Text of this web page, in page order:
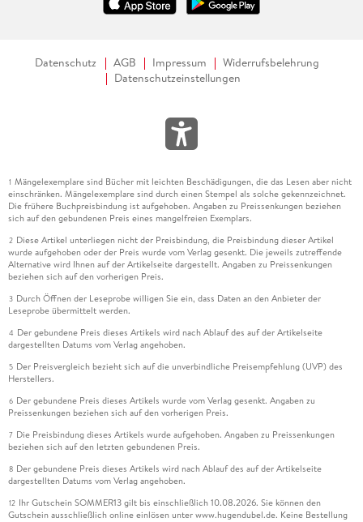
Datenschutz AGB Impressum
Widerrufsbelehrung
Datenschutzeinstellungen
1 Mängelexemplare sind Bücher mit leichten Beschädigungen, die das Lesen aber nicht
einschränken. Mängelexemplare sind durch einen Stempel als solche gekennzeichnet.
Die frühere Buchpreisbindung ist aufgehoben. Angaben zu Preissenkungen beziehen
sich auf den gebundenen Preis eines mangelfreien Exemplars.
2 Diese Artikel unterliegen nicht der Preisbindung, die Preisbindung dieser Artikel
wurde aufgehoben oder der Preis wurde vom Verlag gesenkt. Die jeweils zutreffende
Alternative wird Ihnen auf der Artikelseite dargestellt. Angaben zu Preissenkungen
beziehen sich auf den vorherigen Preis.
3 Durch Öffnen der Leseprobe willigen Sie ein, dass Daten an den Anbieter der
Leseprobe übermittelt werden.
4 Der gebundene Preis dieses Artikels wird nach Ablauf des auf der Artikelseite
dargestellten Datums vom Verlag angehoben.
5 Der Preisvergleich bezieht sich auf die unverbindliche Preisempfehlung (UVP) des
Herstellers.
6 Der gebundene Preis dieses Artikels wurde vom Verlag gesenkt. Angaben zu
Preissenkungen beziehen sich auf den vorherigen Preis.
7 Die Preisbindung dieses Artikels wurde aufgehoben. Angaben zu Preissenkungen
beziehen sich auf den letzten gebundenen Preis.
8 Der gebundene Preis dieses Artikels wird nach Ablauf des auf der Artikelseite
dargestellten Datums vom Verlag angehoben.
12 Ihr Gutschein SOMMER13 gilt bis einschließlich 10.08.2026. Sie können den
Gutschein ausschließlich online einlösen unter www.hugendubel.de. Keine Bestellung